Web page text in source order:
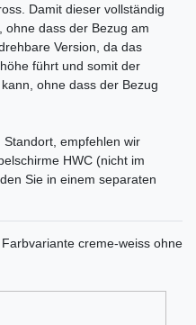
Damit dieser vollständig
ohne dass der Bezug am
Version, da das
führt und somit der
ohne dass der Bezug
empfehlen wir
HWC (nicht im
Sie in einem separaten
creme-weiss ohne